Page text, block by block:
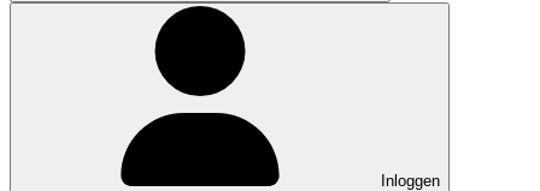
Inloggen